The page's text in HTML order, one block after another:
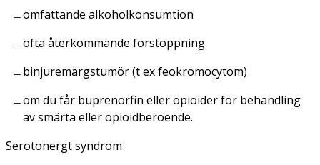
omfattande alkoholkonsumtion
ofta återkommande förstoppning
binjuremärgstumör (t ex feokromocytom)
om du får buprenorfin eller opioider för behandling
av smärta eller opioidberoende.
Serotonergt syndrom